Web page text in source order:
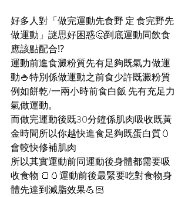
好多人對「做完運動先食野 定 食完野先
做運動」謎思好困惑🤔到底運動同飲食
應該點配合⁉️
運動前進食澱粉質先有足夠既氣力做運
動🍚特別係做運動之前食少許既澱粉質
例如餅乾/一兩小時前食白飯 先有充足力
氣做運動。
而做完運動後既30分鐘係肌肉吸收既黃
金時間所以你越快進食足夠既蛋白質🥚
會較快修補肌肉
所以其實運動前同運動後身體都需要吸
收食物 🍞🥚運動前後最緊要吃對食物身
體先達到減脂效果💪🏻